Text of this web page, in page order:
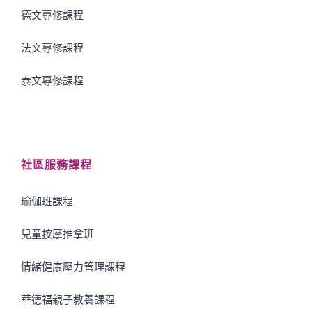
德文專修課程
法文專修課程
泰文專修課程
社區服務課程
瑜伽班課程
兒童按摩推拿班
情緒健康壓力管理課程
華德福親子教養課程